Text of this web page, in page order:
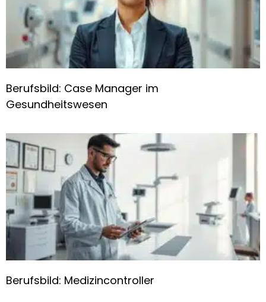
Berufsbild: Case Manager im
Gesundheitswesen
Berufsbild: Medizincontroller